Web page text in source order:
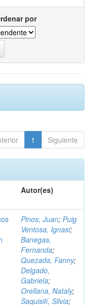
por
1 Siguiente
Autor(es)
Pinos, Juan; Puig
Ventosa, Ignasi;
Banegas,
Fernanda;
Quezada, Fanny;
Delgado,
Gabriela;
Orellana, Nataly;
Saquisilí, Silvia;